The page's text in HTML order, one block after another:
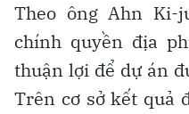
Theo ông Ahn Ki-
chính quyền địa
thuận lợi để dự án
Trên cơ sở kết quả